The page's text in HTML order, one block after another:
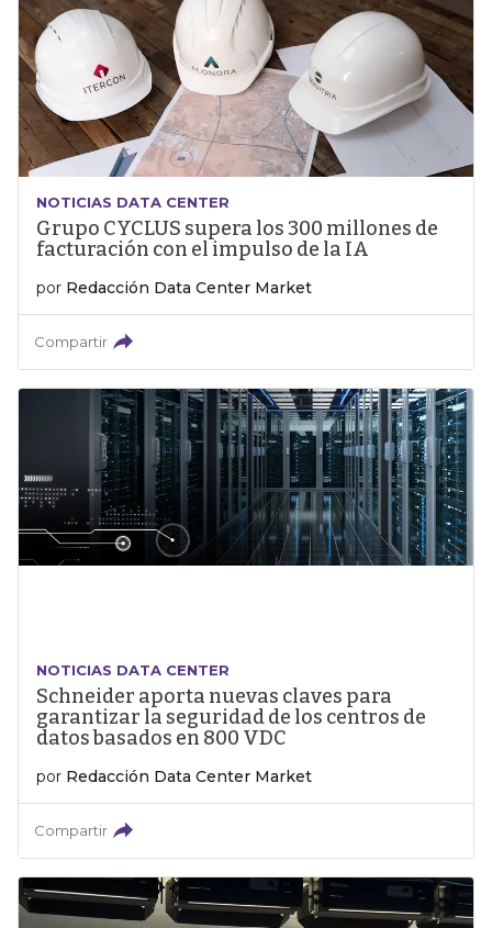
NOTICIAS DATA CENTER
Grupo CYCLUS supera los 300 millones de
facturación con el impulso de la IA
por Redacción Data Center Market
Compartir
NOTICIAS DATA CENTER
Schneider aporta nuevas claves para
garantizar la seguridad de los centros de
datos basados en 800 VDC
por Redacción Data Center Market
Compartir